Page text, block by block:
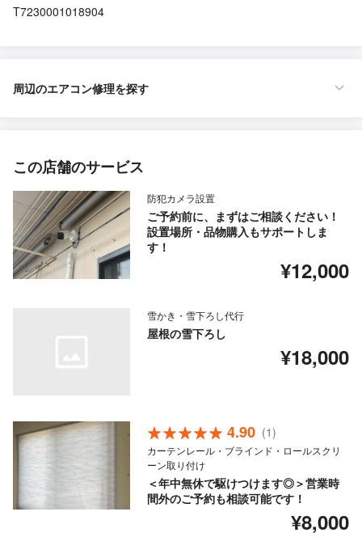
T7230001018904
周辺のエアコン修理を探す
この店舗のサービス
防犯カメラ設置
ご予約前に、まずはご相談ください！
設置場所・品物購入もサポートしま
す！
¥12,000
雪かき・雪下ろし代行
屋根の雪下ろし
¥18,000
4.90 (1)
カーテンレール・ブラインド・ロールスクリ
ーン取り付け
＜年中無休で駆けつけます◎＞営業時
間外のご予約も相談可能です！
¥8,000